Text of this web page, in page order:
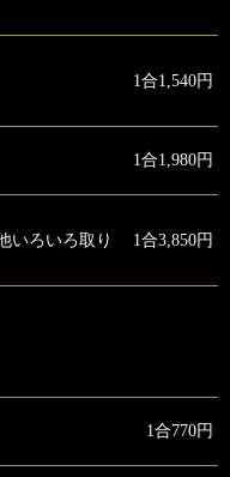
1合1,540円
1合1,980円
ろ取り
1合3,850円
1合770円